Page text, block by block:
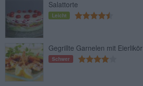
Salattorte
Leicht
Gegrillte Garnelen mit Eierlikör
Schwer